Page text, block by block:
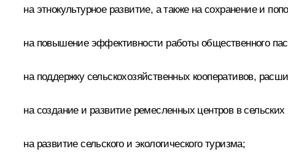
на этнокультурное развитие, а также на сохранение и
на повышение эффективности работы общественного
на поддержку сельскохозяйственных кооперативов,
на создание и развитие ремесленных центров в сельских
на развитие сельского и экологического туризма;